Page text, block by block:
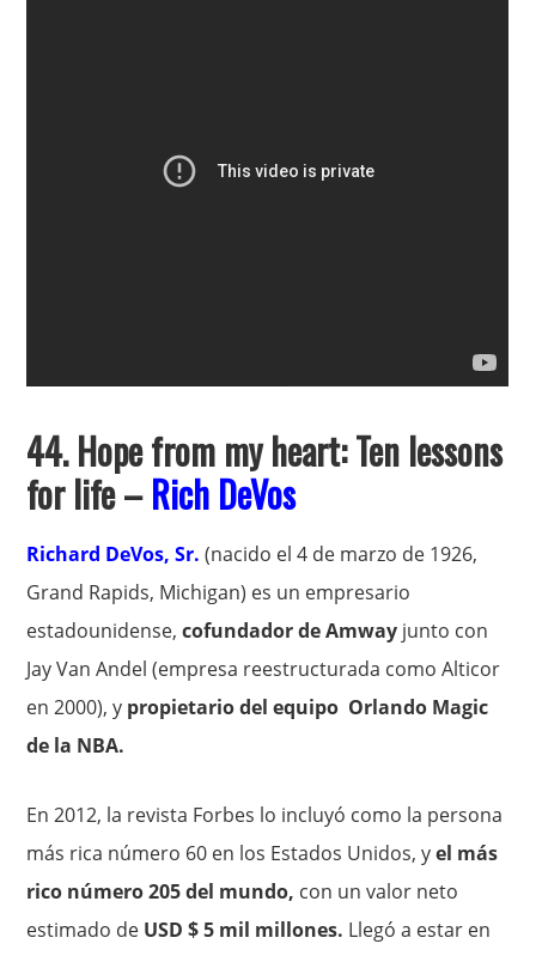
44. Hope from my heart: Ten lessons
for life –Rich DeVos
Richard DeVos, Sr.(nacido el 4 de marzo de 1926,
Grand Rapids, Michigan) es un empresario
estadounidense,cofundador de Amway junto con
Jay Van Andel (empresa reestructurada como Alticor
en 2000), y propietario del equipo Orlando Magic
de la NBA.
En 2012, la revista Forbes lo incluyó como la persona
más rica número 60 en los Estados Unidos, yel más
rico número 205 del mundo, con un valor neto
estimado de USD $ 5 mil millones. Llegó a estar en